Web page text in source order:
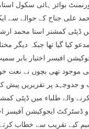
بوائز ہائی سکول
علی جناح کے حوالے سے
ڈپٹی کمشنر استا محمد
کیا گیا تھا جبکہ دیگر
افیسر اختیار بابر
موجود تھی بچوں نے نعت
جدوجہد پر تقریریں پیش
والے طلباء میں ڈپٹی
ایجوکیشن آفیسر
کیے تقریب سے خطاب